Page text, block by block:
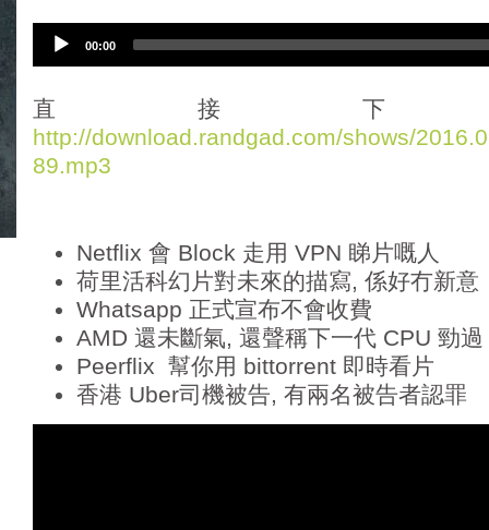
i
o
P
l
00:00
直接
http://download.randgad.com/shows/
89.mp3
Netflix 會 Block 走用 VPN 睇片嘅人
荷里活科幻片對未來的描寫, 係好冇新意
Whatsapp 正式宣布不會收費
AMD 還未斷氣, 還聲稱下一代 CPU 勁
Peerflix 幫你用 bittorrent 即時看片
香港 Uber司機被告, 有兩名被告者認罪